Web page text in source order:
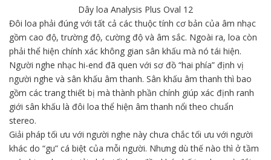
Dây loa Analysis Plus Oval 12
Đôi loa phải đúng với tất cả các thuộc tính cơ bản của âm nhạc
gồm cao độ, trường độ, cường độ và âm sắc. Ngoài ra, loa còn
phải thể hiện chính xác không gian sân khấu mà nó tái hiện.
Người nghe nhạc hi-end đã quen với sơ đồ “hai phía” định vị
người nghe và sân khấu âm thanh. Sân khấu âm thanh thì bao
gồm các trang thiết bị mà thành phần chính giúp xác định ranh
giới sân khấu là đôi loa thể hiện âm thanh nổi theo chuẩn
stereo.
Giải pháp tối ưu với người nghe này chưa chắc tối ưu với người
khác do “gu” cá biệt của mỗi người. Nhưng dù thế nào thì ở tầm